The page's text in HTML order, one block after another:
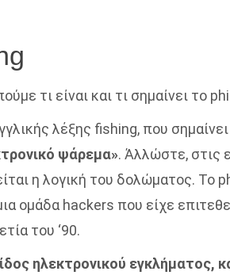
τι είναι και τι σημαίνει το
λέξης fishing, που σημαίνει
ψάρεμα». Άλλώστε, στις
η λογική του δολώματος. Το
ομάδα hackers που είχε
του ‘90.
ηλεκτρονικού εγκλήματος,